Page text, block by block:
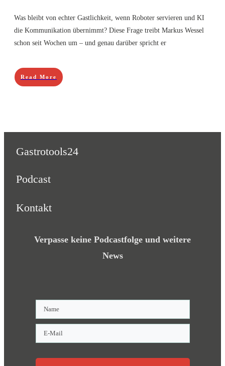
Was bleibt von echter Gastlichkeit, wenn Roboter servieren und KI
die Kommunikation übernimmt? Diese Frage treibt Markus Wessel
schon seit Wochen um – und genau darüber spricht er
Read More
Gastrotools24
Podcast
Kontakt
Verpasse keine Podcastfolge und weitere
News